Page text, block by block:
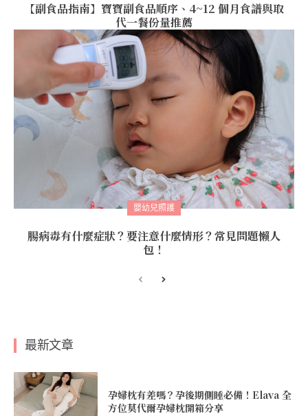
【副食品指南】寶寶副食品順序、4~12 個月食譜與取
代一餐份量推薦
嬰幼兒照護
腸病毒有什麼症狀？要注意什麼情形？常見問題懶人
包！
最新文章
孕婦枕有差嗎？孕後期側睡必備！Elava 全
方位莫代爾孕婦枕開箱分享